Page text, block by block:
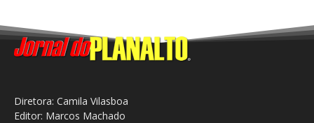
Diretora: Camila Vilasboa
Editor: Marcos Machado